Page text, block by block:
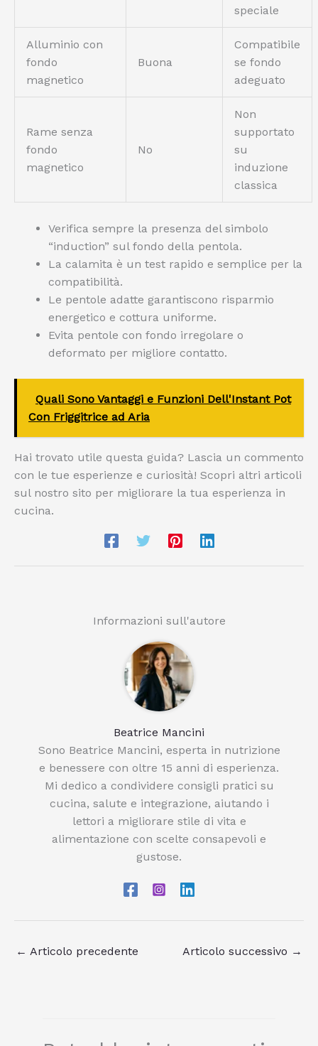
speciale
Alluminio con
fondo
magnetico
Buona
Compatibile
se fondo
adeguato
Rame senza
fondo
magnetico
No
Non
supportato
su
induzione
classica
Verifica sempre la presenza del simbolo
“induction” sul fondo della pentola.
La calamita è un test rapido e semplice per la
compatibilità.
Le pentole adatte garantiscono risparmio
energetico e cottura uniforme.
Evita pentole con fondo irregolare o
deformato per migliore contatto.
Quali Sono Vantaggi e Funzioni Dell'Instant Pot
Con Friggitrice ad Aria
Hai trovato utile questa guida? Lascia un commento
con le tue esperienze e curiosità! Scopri altri articoli
sul nostro sito per migliorare la tua esperienza in
cucina.
Informazioni sull'autore
Beatrice Mancini
Sono Beatrice Mancini, esperta in nutrizione
e benessere con oltre 15 anni di esperienza.
Mi dedico a condividere consigli pratici su
cucina, salute e integrazione, aiutando i
lettori a migliorare stile di vita e
alimentazione con scelte consapevoli e
gustose.
← Articolo precedente Articolo successivo →